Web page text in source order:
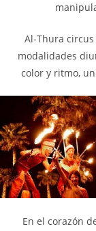
Al-Thura
modalidades
color y ritmo,
En el corazón